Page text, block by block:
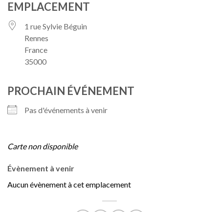
EMPLACEMENT
1 rue Sylvie Béguin
Rennes
France
35000
PROCHAIN ÉVÉNEMENT
Pas d'événements à venir
Carte non disponible
Évènement à venir
Aucun évènement à cet emplacement